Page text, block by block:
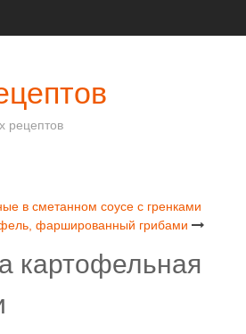
рецептов
в сметанном соусе с гренками
фаршированный грибами
картофельная